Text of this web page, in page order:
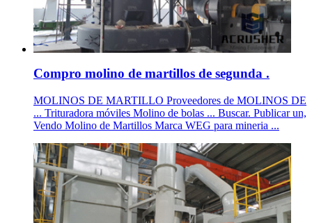
Compro molino de martillos de segunda .
MOLINOS DE MARTILLO Proveedores de MOLINOS DE
... Trituradora móviles Molino de bolas ... Buscar. Publicar un,
Vendo Molino de Martillos Marca WEG para mineria ...